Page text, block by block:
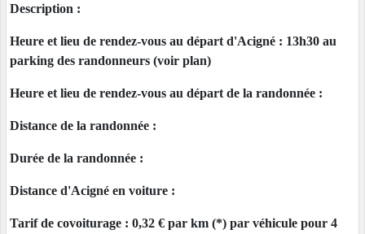
Description :
Heure et lieu de rendez-vous au départ d'Acigné : 13h30 au
parking des randonneurs (voir plan)
Heure et lieu de rendez-vous au départ de la randonnée :
Distance de la randonnée :
Durée de la randonnée :
Distance d'Acigné en voiture :
Tarif de covoiturage : 0,32 € par km (*) par véhicule pour 4